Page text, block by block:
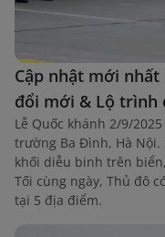
Cập nhật mới
đổi mới & Lộ trình
Lễ Quốc khánh 2/9/
trường Ba Đình, Hà
khối diễu binh trên
Tối cùng ngày, Thủ đô
tại 5 địa điểm.